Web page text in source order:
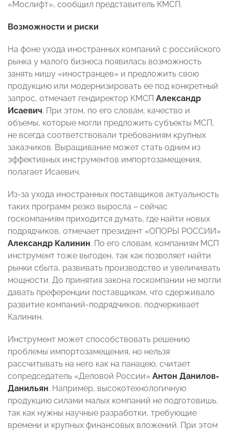
«Мослифт», сообщил представитель КМСП.
Возможности и риски
На фоне ухода иностранных компаний с российского
рынка у малого бизнеса появилась возможность
занять нишу «иностранцев» и предложить свою
продукцию или модернизировать ее под конкретный
запрос, отмечает гендиректор КМСП Александр
Исаевич. При этом, по его словам, качество и
объемы, которые могли предложить субъекты МСП,
не всегда соответствовали требованиям крупных
заказчиков. Выращивание может стать одним из
эффективных инструментов импортозамещения,
полагает Исаевич.
Из-за ухода иностранных поставщиков актуальность
таких программ резко выросла – сейчас
госкомпаниям приходится думать, где найти новых
подрядчиков, отмечает президент «ОПОРЫ РОССИИ»
Александр Калинин. По его словам, компаниям МСП
инструмент тоже выгоден, так как позволяет найти
рынки сбыта, развивать производство и увеличивать
мощности. До принятия закона госкомпании не могли
давать преференции поставщикам, что сдерживало
развитие компаний-подрядчиков, подчеркивает
Калинин.
Инструмент может способствовать решению
проблемы импортозамещения, но нельзя
рассчитывать на него как на панацею, считает
сопредседатель «Деловой России» Антон Данилов-
Данильян. Например, высокотехнологичную
продукцию силами малых компаний не подготовишь,
так как нужны научные разработки, требующие
времени и крупных финансовых вложений. При этом